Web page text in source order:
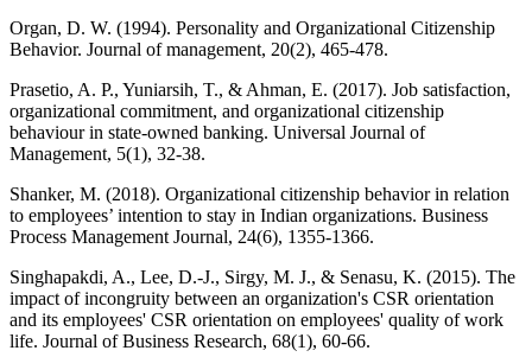
Organ, D. W. (1994). Personality and Organizational Citizenship
Behavior. Journal of management, 20(2), 465-478.
Prasetio, A. P., Yuniarsih, T., & Ahman, E. (2017). Job satisfaction,
organizational commitment, and organizational citizenship
behaviour in state-owned banking. Universal Journal of
Management, 5(1), 32-38.
Shanker, M. (2018). Organizational citizenship behavior in relation
to employees’ intention to stay in Indian organizations. Business
Process Management Journal, 24(6), 1355-1366.
Singhapakdi, A., Lee, D.-J., Sirgy, M. J., & Senasu, K. (2015). The
impact of incongruity between an organization's CSR orientation
and its employees' CSR orientation on employees' quality of work
life. Journal of Business Research, 68(1), 60-66.